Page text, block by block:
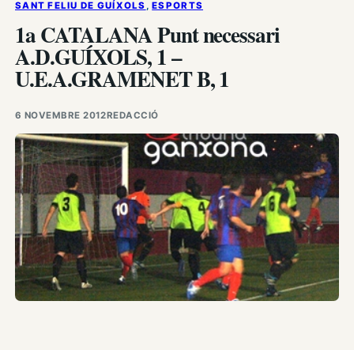
SANT FELIU DE GUÍXOLS , ESPORTS
1a CATALANA Punt necessari
A.D.GUÍXOLS, 1 –
U.E.A.GRAMENET B, 1
6 NOVEMBRE 2012REDACCIÓ